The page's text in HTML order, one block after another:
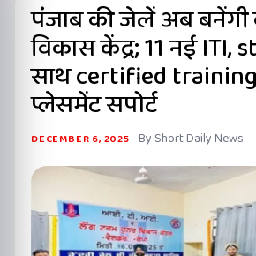
पंजाब की जेलें अब
विकास केंद्र; 11 नई ITI,
साथ certified
प्लेसमेंट सपोर्ट
DECEMBER 6, 2025 By Short Daily News